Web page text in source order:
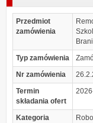
Przedmiot
zamówienia
Typ zamówienia
Nr zamówienia
Termin
składania ofert
Kategoria